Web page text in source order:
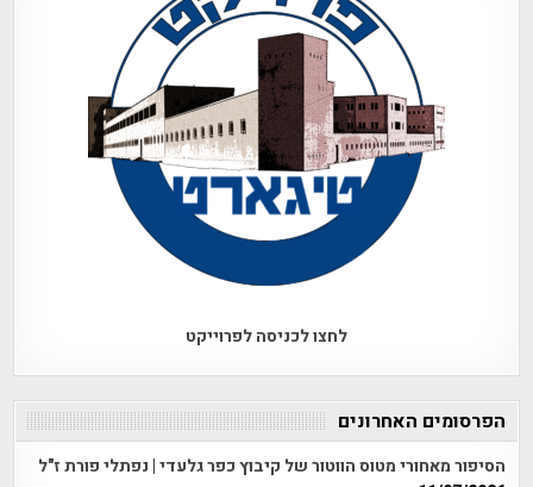
לחצו לכניסה לפרוייקט
הפרסומים האחרונים
הסיפור מאחורי מטוס הווטור של קיבוץ כפר גלעדי | נפתלי פורת ז"ל